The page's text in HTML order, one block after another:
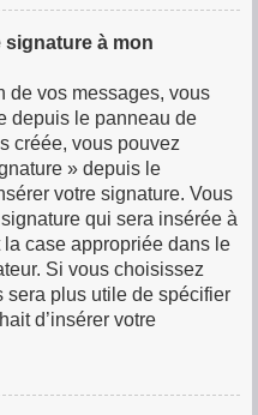
à mon
de vos messages, vous
depuis le panneau de
créée, vous pouvez
» depuis le
votre signature. Vous
qui sera insérée à
case appropriée dans le
Si vous choisissez
sera plus utile de spécifier
d’insérer votre